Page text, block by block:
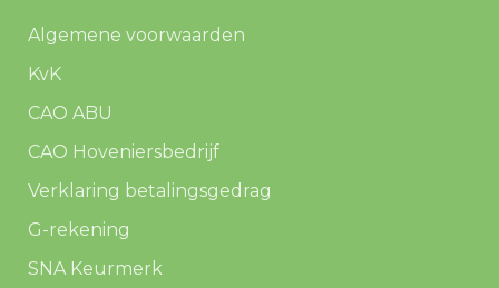
Algemene voorwaarden
KvK
CAO ABU
CAO Hoveniersbedrijf
Verklaring betalingsgedrag
G-rekening
SNA Keurmerk